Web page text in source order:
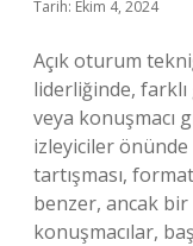
Tarih: Ekim 4, 2024
Açık oturum
liderliğinde,
veya konuşmacı
izleyiciler önünde
tartışması,
benzer, ancak bir
konuşmacılar,